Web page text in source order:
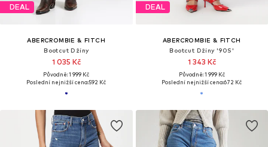
DEAL
ABERCROMBIE & FITCH
Bootcut Džíny
1 035 Kč
Původně: 1 999 Kč
Poslední nejnižší cena:592 Kč
DEAL
ABERCROMBIE & FITCH
Bootcut Džíny '90S'
1 343 Kč
Původně: 1 999 Kč
Poslední nejnižší cena:672 Kč